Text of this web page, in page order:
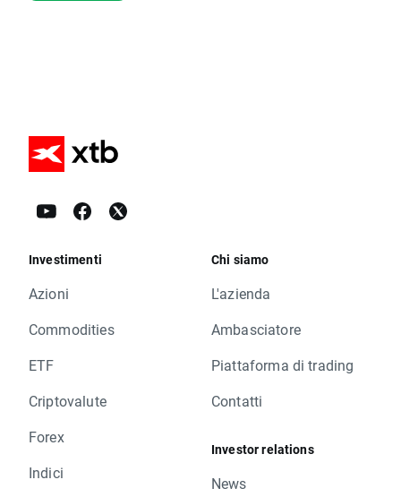
Investimenti
Azioni
Commodities
ETF
Criptovalute
Forex
Indici
Chi siamo
L'azienda
Ambasciatore
Piattaforma di trading
Contatti
Investor relations
News